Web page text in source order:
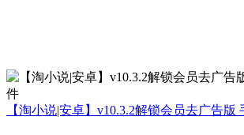
【淘小说|安卓】v10.3.2解锁会员去广告版